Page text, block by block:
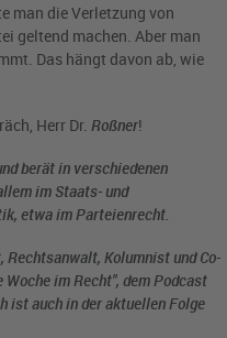
man die Verletzung von
geltend machen. Aber man
Das hängt davon ab, wie
Herr Dr. Roßner!
berät in verschiedenen
im Staats- und
etwa im Parteienrecht.
Kolumnist und Co-
im Recht", dem Podcast
ist auch in der aktuellen Folge